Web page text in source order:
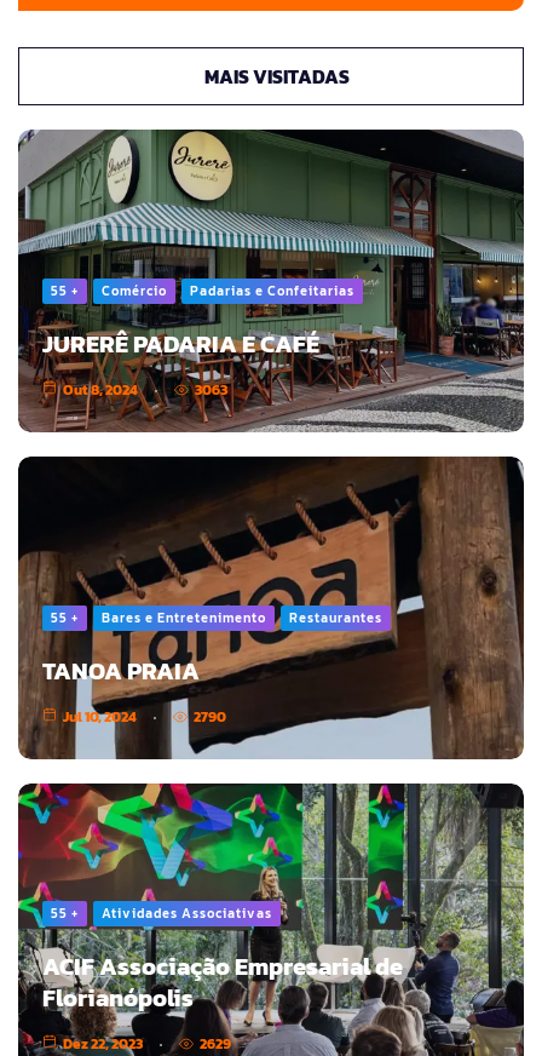
MAIS VISITADAS
55 + Comércio Padarias e Confeitarias
JURERÊ PADARIA E CAFÉ
Out 8, 2024 3063
55 + Bares e Entretenimento Restaurantes
TANOA PRAIA
Jul 10, 2024 2790
55 + Atividades Associativas
ACIF Associação Empresarial de
Florianópolis
Dez 22, 2023 2629